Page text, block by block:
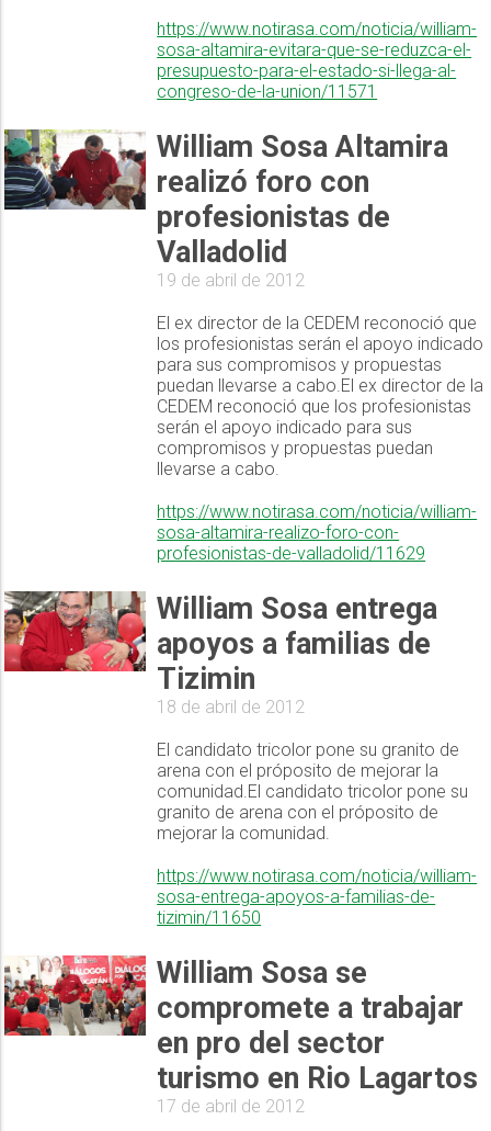
https://www.notirasa.com/noticia/william-
sosa-altamira-evitara-que-se-reduzca-el-
presupuesto-para-el-estado-si-llega-al-
congreso-de-la-union/11571
William Sosa Altamira
realizó foro con
profesionistas de
Valladolid
19 de abril de 2012
El ex director de la CEDEM reconoció que
los profesionistas serán el apoyo indicado
para sus compromisos y propuestas
puedan llevarse a cabo.El ex director de la
CEDEM reconoció que los profesionistas
serán el apoyo indicado para sus
compromisos y propuestas puedan
llevarse a cabo.
https://www.notirasa.com/noticia/william-
sosa-altamira-realizo-foro-con-
profesionistas-de-valladolid/11629
William Sosa entrega
apoyos a familias de
Tizimin
18 de abril de 2012
El candidato tricolor pone su granito de
arena con el próposito de mejorar la
comunidad.El candidato tricolor pone su
granito de arena con el próposito de
mejorar la comunidad.
https://www.notirasa.com/noticia/william-
sosa-entrega-apoyos-a-familias-de-
tizimin/11650
William Sosa se
compromete a trabajar
en pro del sector
turismo en Rio Lagartos
17 de abril de 2012